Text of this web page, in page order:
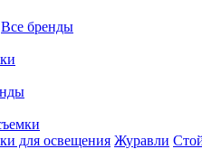
Все бренды
для освещения Журавли